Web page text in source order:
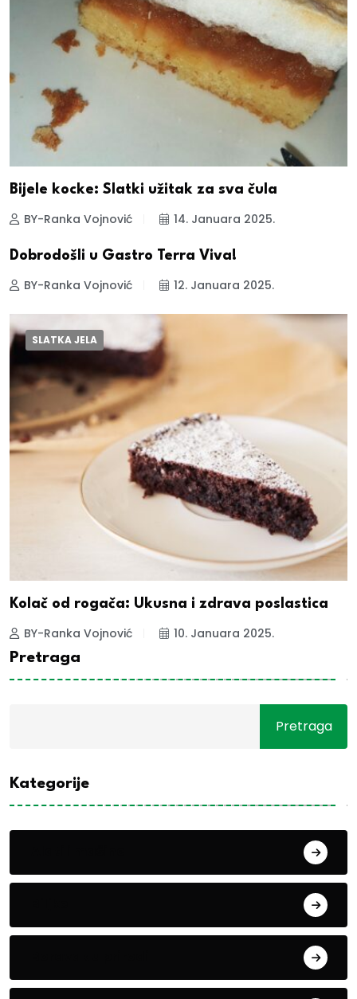
Bijele kocke: Slatki užitak za sva čula
BY-Ranka Vojnović 14. Januara 2025.
Dobrodošli u Gastro Terra Viva!
BY-Ranka Vojnović 12. Januara 2025.
SLATKA JELA
Kolač od rogača: Ukusna i zdrava poslastica
BY-Ranka Vojnović
10. Januara 2025.
Pretraga
Pretraga
Kategorije